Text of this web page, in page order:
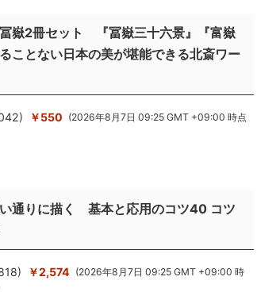
嶽2冊セット 『冨嶽三十六景』『富嶽
ことない日本の美が堪能できる北斎ワー
) ￥550 (2026年8月7日 09:25 GMT +09:00 時点
通りに描く 基本と応用のコツ40 コツ
) ￥2,574 (2026年8月7日 09:25 GMT +09:00 時